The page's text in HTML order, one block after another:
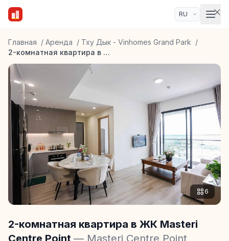
Главная / Аренда / Тху Дык - Vinhomes Grand Park /
2-комнатная квартира в ЖК Masteri Centre Point
6
2-комнатная квартира в ЖК Masteri
Centre Point — Masteri Centre Point